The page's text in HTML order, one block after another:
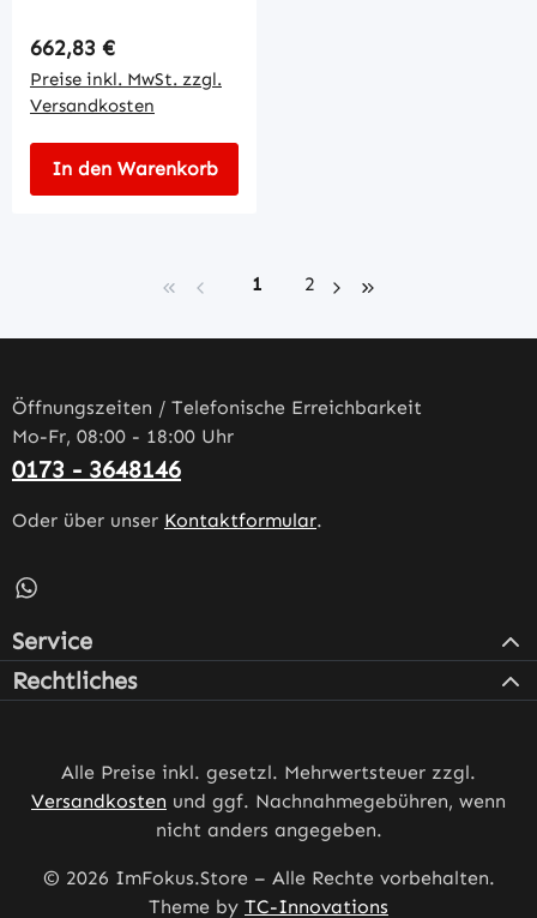
Regulärer Preis:
662,83 €
Preise inkl. MwSt. zzgl.
Versandkosten
In den Warenkorb
Seite
1 Seite
2
Öffnungszeiten / Telefonische Erreichbarkeit
Mo-Fr, 08:00 - 18:00 Uhr
0173 - 3648146
Oder über unser Kontaktformular.
Schreib uns auf WhatsApp – öffnet in neuem Tab
Service
Rechtliches
Alle Preise inkl. gesetzl. Mehrwertsteuer zzgl.
Versandkosten und ggf. Nachnahmegebühren, wenn
nicht anders angegeben.
© 2026 ImFokus.Store – Alle Rechte vorbehalten.
Theme by TC-Innovations